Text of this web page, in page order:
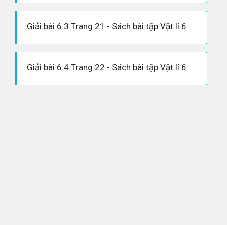
Giải bài 6.3 Trang 21 - Sách bài tập Vật lí 6
Giải bài 6.4 Trang 22 - Sách bài tập Vật lí 6